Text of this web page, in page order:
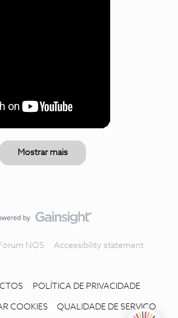
Mostrar mais
NOS Accessibility statement
POLÍTICA DE PRIVACIDADE
COOKIES QUALIDADE DE SERVIÇO